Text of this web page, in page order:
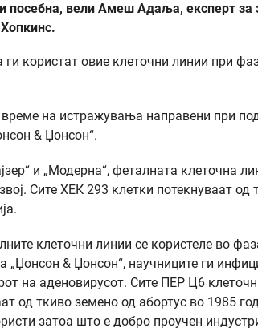
посебна, вели Амеш Адаља, експерт за
користат овие клеточни линии при
на истражувања направени при
& Џонсон“.
и „Модерна“, феталната клеточна
Сите ХЕК 293 клетки потекнуваат од
клеточни линии се користеле во
& Џонсон“, научниците ги
на аденовирусот. Сите ПЕР Ц6
од ткиво земено од абортус во 1985
затоа што е добро проучен